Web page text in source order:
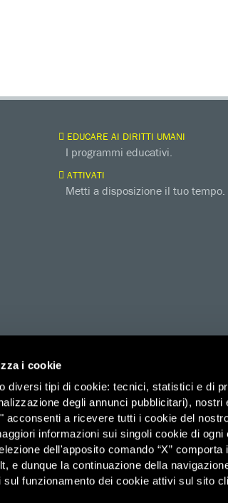
i cookie
diversi tipi di cookie: tecnici, statistici e di
degli annunci pubblicitari), nostri
acconsenti a ricevere tutti i cookie del
informazioni sui singoli cookie di
dell'apposito comando “X” comporta
e dunque la continuazione della
sul funzionamento dei cookie attivi sul sito
EDUCARE AI DIRITTI UMANI
I programmi educativi.
ATTIVATI
Metti a disposizione il tuo tempo.
di Savoia 2b (Spazio 3M) – 00185 Roma,
– PEC: affarigenerali@pec.amnesty.it –
– Email: infoamnesty@amnesty.it –